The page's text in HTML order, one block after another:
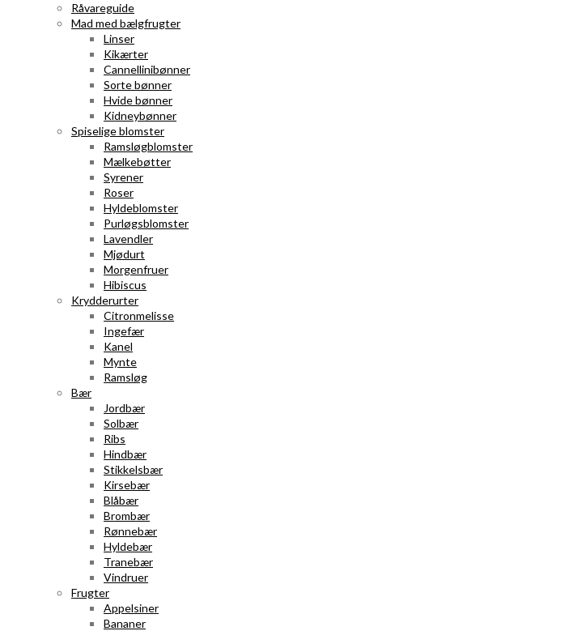
Råvareguide
Mad med bælgfrugter
Linser
Kikærter
Cannellinibønner
Sorte bønner
Hvide bønner
Kidneybønner
Spiselige blomster
Ramsløgblomster
Mælkebøtter
Syrener
Roser
Hyldeblomster
Purløgsblomster
Lavendler
Mjødurt
Morgenfruer
Hibiscus
Krydderurter
Citronmelisse
Ingefær
Kanel
Mynte
Ramsløg
Bær
Jordbær
Solbær
Ribs
Hindbær
Stikkelsbær
Kirsebær
Blåbær
Brombær
Rønnebær
Hyldebær
Tranebær
Vindruer
Frugter
Appelsiner
Bananer